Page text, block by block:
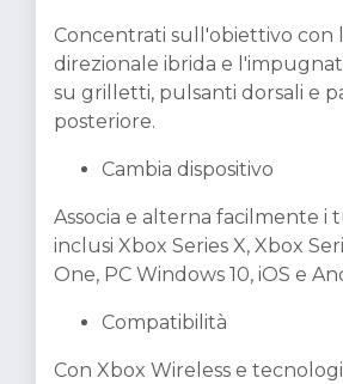
Concentrati sull'obiettivo con
direzionale ibrida e
su grilletti, pulsanti dorsali e
posteriore.
Cambia dispositivo
Associa e alterna facilmente i
inclusi Xbox Series X, Xbox
One, PC Windows 10, iOS e
Compatibilità
Con Xbox Wireless e